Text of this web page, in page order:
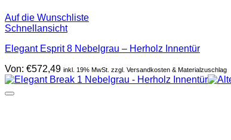
Auf die Wunschliste
Schnellansicht
Elegant Esprit 8 Nebelgrau – Herholz Innentür
Von: €572,49 inkl. 19% MwSt. zzgl. Versandkosten & Materialzuschlag